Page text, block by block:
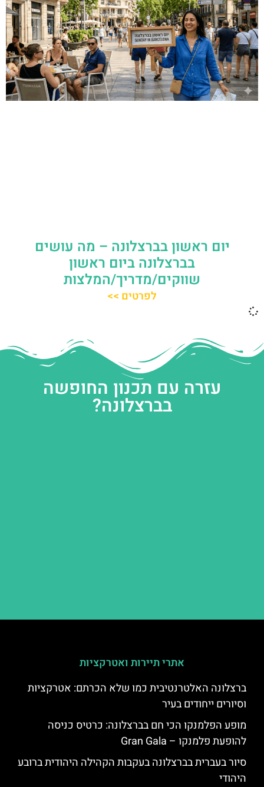
יום ראשון בברצלונה – מה עושים
בברצלונה ביום ראשון
שווקים/מדריך/המלצות
לפרטים >>
עזרה עם תכנון החופשה
בברצלונה?
אתרי תיירות ואטרקציות
ברצלונה האלטרנטיבית כמו שלא הכרתם: אטרקציות
וסיורים ייחודים בעיר
מופע הפלמנקו הכי חם בברצלונה: כרטיס כניסה
להופעת פלמנקו – Gran Gala
סיור בעברית בברצלונה בעקבות הקהילה היהודית ברובע
היהודי